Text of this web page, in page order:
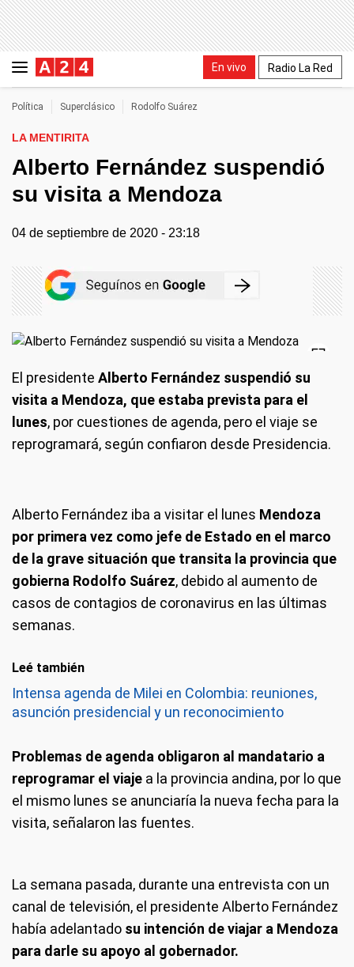
En vivo Radio La Red
Política Superclásico Rodolfo Suárez
LA MENTIRITA
Alberto Fernández suspendió
su visita a Mendoza
04 de septiembre de 2020 - 23:18
El presidente Alberto Fernández suspendió su
visita a Mendoza, que estaba prevista para el
lunes, por cuestiones de agenda, pero el viaje se
reprogramará, según confiaron desde Presidencia.
Alberto Fernández iba a visitar el lunes Mendoza
por primera vez como jefe de Estado en el marco
de la grave situación que transita la provincia que
gobierna Rodolfo Suárez, debido al aumento de
casos de contagios de coronavirus en las últimas
semanas.
Leé también
Intensa agenda de Milei en Colombia: reuniones,
asunción presidencial y un reconocimiento
Problemas de agenda obligaron al mandatario a
reprogramar el viaje a la provincia andina, por lo que
el mismo lunes se anunciaría la nueva fecha para la
visita, señalaron las fuentes.
La semana pasada, durante una entrevista con un
canal de televisión, el presidente Alberto Fernández
había adelantado su intención de viajar a Mendoza
para darle su apoyo al gobernador.